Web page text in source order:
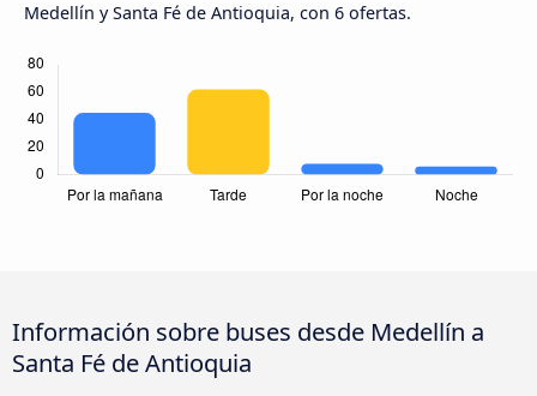
Medellín y Santa Fé de Antioquia, con 6 ofertas.
Información sobre buses desde Medellín a
Santa Fé de Antioquia